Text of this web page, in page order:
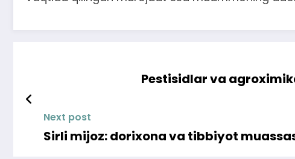
Pestisidlar va
Next post
Sirli mijoz: dorixona va tibbiyot